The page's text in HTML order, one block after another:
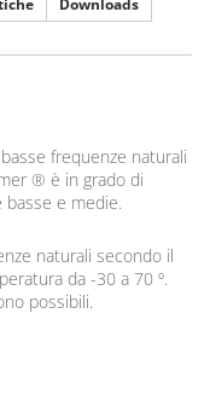
frequenze naturali
® è in grado di
e medie.
naturali secondo il
da -30 a 70 º.
possibili.